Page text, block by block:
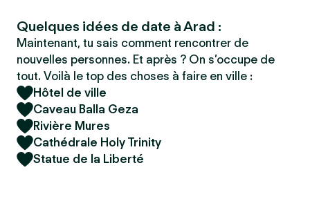
Quelques idées de date à Arad :
Maintenant, tu sais comment rencontrer de
nouvelles personnes. Et après ? On s’occupe de
tout. Voilà le top des choses à faire en ville :
Hôtel de ville
Caveau Balla Geza
Rivière Mures
Cathédrale Holy Trinity
Statue de la Liberté